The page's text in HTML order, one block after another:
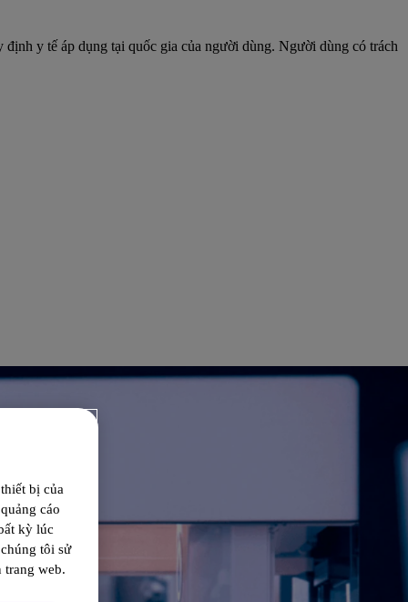
y tế áp dụng tại quốc gia của người dùng. Người dùng có trách
bị của
cáo
kỳ lúc
tôi sử
trang web.